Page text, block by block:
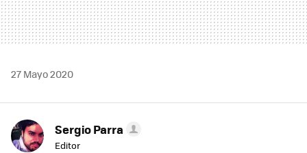
27 Mayo 2020
Sergio Parra
Editor